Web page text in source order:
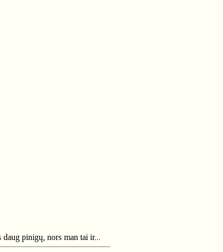
pinigų, nors man tai ir...